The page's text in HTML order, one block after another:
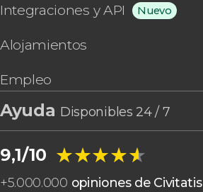
Integraciones y API Nuevo
Alojamientos
Empleo
Ayuda Disponibles 24 / 7
9,1/10 ★★★★★
★★★★★
+5.000.000 opiniones de Civitatis